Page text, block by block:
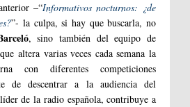
–“Informativos nocturnos: ¿de
”- la culpa, si hay que buscarla, no
, sino también del equipo de
altera varias veces cada semana la
con diferentes competiciones
de descentrar a la audiencia del
de la radio española, contribuye a